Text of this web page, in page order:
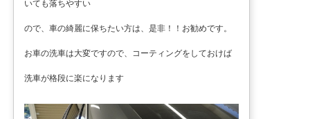
いても落ちやすい
ので、車の綺麗に保ちたい方は、是非！！お勧めです。
お車の洗車は大変ですので、コーティングをしておけば
洗車が格段に楽になります